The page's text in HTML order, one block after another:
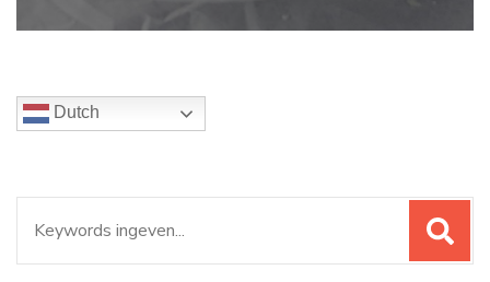
Dutch
naar: